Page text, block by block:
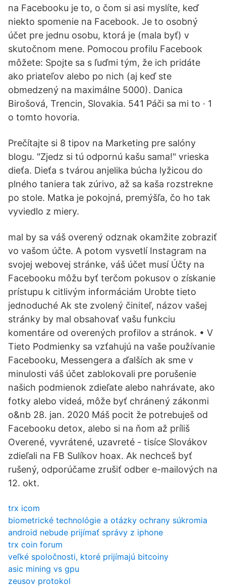
na Facebooku je to, o čom si asi myslíte, keď
niekto spomenie na Facebook. Je to osobný
účet pre jednu osobu, ktorá je (mala byť) v
skutočnom mene. Pomocou profilu Facebook
môžete: Spojte sa s ľuďmi tým, že ich pridáte
ako priateľov alebo po nich (aj keď ste
obmedzený na maximálne 5000). Danica
Birošová, Trencin, Slovakia. 541 Páči sa mi to · 1
o tomto hovoria.
Prečítajte si 8 tipov na Marketing pre salóny
blogu. "Zjedz si tú odpornú kašu sama!" vrieska
dieťa. Dieťa s tvárou anjelika búcha lyžicou do
plného taniera tak zúrivo, až sa kaša rozstrekne
po stole. Matka je pokojná, premýšľa, čo ho tak
vyviedlo z miery.
mal by sa váš overený odznak okamžite zobraziť
vo vašom účte. A potom vysvetlí Instagram na
svojej webovej stránke, váš účet musí Účty na
Facebooku môžu byť terčom pokusov o získanie
prístupu k citlivým informáciám Urobte tieto
jednoduché Ak ste zvolený činiteľ, názov vašej
stránky by mal obsahovať vašu funkciu
komentáre od overených profilov a stránok. • V
Tieto Podmienky sa vzťahujú na vaše používanie
Facebooku, Messengera a ďalších ak sme v
minulosti váš účet zablokovali pre porušenie
našich podmienok zdieľate alebo nahrávate, ako
fotky alebo videá, môže byť chránený zákonmi
o&nb 28. jan. 2020 Máš pocit že potrebuješ od
Facebooku detox, alebo si na ňom až príliš
Overené, vyvrátené, uzavreté - tisíce Slovákov
zdieľali na FB Sulíkov hoax. Ak nechceš byť
rušený, odporúčame zrušiť odber e-mailových na
12. okt.
trx icom
biometrické technológie a otázky ochrany súkromia
android nebude prijímať správy z iphone
trx coin forum
veľké spoločnosti, ktoré prijímajú bitcoiny
asic mining vs gpu
zeusov protokol